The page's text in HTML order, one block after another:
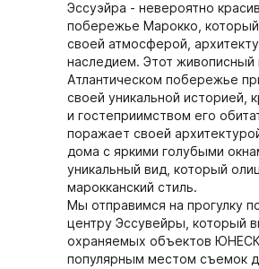
Эссуэйра - невероятно
побережье Марокко,
своей атмосферой,
наследием. Этот живописный
Атлантическом побережье
своей уникальной историей,
и гостеприимством его
поражает своей
дома с яркими голубыми
уникальный вид, который
марокканский стиль.
Мы отправимся на прогулку
центру Эссувейры, который
охраняемых объектов
популярным местом съемок